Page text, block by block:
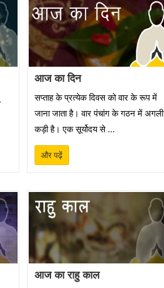
आज का दिन
सप्ताह के प्रत्येक दिवस को वार के रूप में
जाना जाता है। वार पंचांग के गठन में अगली
कड़ी है। एक सूर्योदय से ...
और पढ़ें
आज का राहु काल